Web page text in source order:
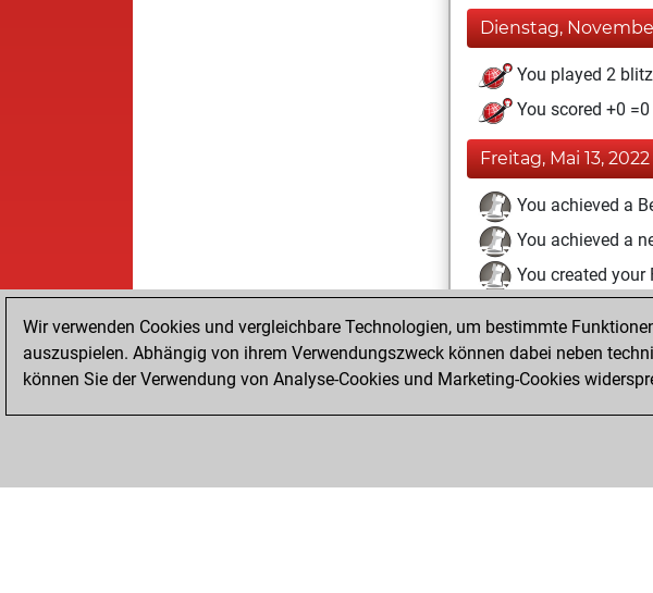
Dienstag,
You played 2
You scored +0
Freitag, Mai 13, 2022
You achieved a
You achieved a
You created your
You achieved a
You created your
Wir verwenden Cookies und vergleichbare Technologien, um bestimmte
auszuspielen. Abhängig von ihrem Verwendungszweck können dabei neben
können Sie der Verwendung von Analyse-Cookies und Marketing-Cookies